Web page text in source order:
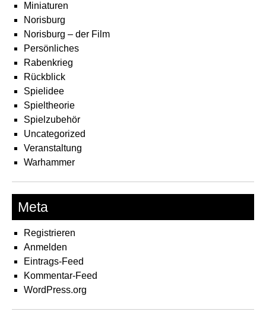
Miniaturen
Norisburg
Norisburg – der Film
Persönliches
Rabenkrieg
Rückblick
Spielidee
Spieltheorie
Spielzubehör
Uncategorized
Veranstaltung
Warhammer
Meta
Registrieren
Anmelden
Eintrags-Feed
Kommentar-Feed
WordPress.org